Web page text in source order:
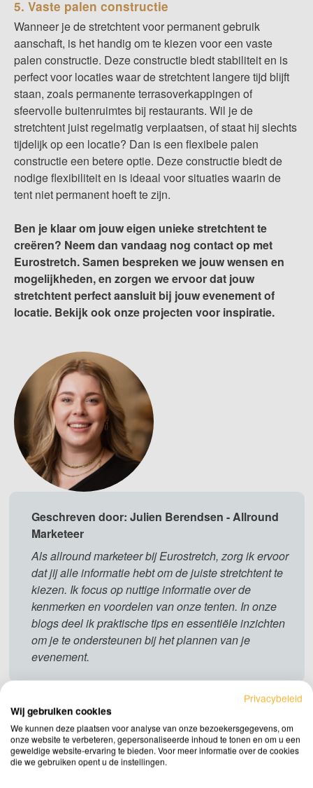
5. Vaste palen constructie
Wanneer je de stretchtent voor permanent gebruik
aanschaft, is het handig om te kiezen voor een vaste
palen constructie. Deze constructie biedt stabiliteit en is
perfect voor locaties waar de stretchtent langere tijd blijft
staan, zoals permanente terrasoverkappingen of
sfeervolle buitenruimtes bij restaurants. Wil je de
stretchtent juist regelmatig verplaatsen, of staat hij slechts
tijdelijk op een locatie? Dan is een flexibele palen
constructie een betere optie. Deze constructie biedt de
nodige flexibiliteit en is ideaal voor situaties waarin de
tent niet permanent hoeft te zijn.
Ben je klaar om jouw eigen unieke stretchtent te
creëren? Neem dan vandaag nog contactop met
Eurostretch. Samen bespreken we jouw wensen en
mogelijkheden, en zorgen we ervoor dat jouw
stretchtent perfect aansluit bij jouw evenement of
locatie. Bekijk ook onze projecten voor inspiratie.
Geschreven door: Julien Berendsen - Allround
Marketeer
Als allround marketeer bij Eurostretch, zorg ik ervoor
dat jij alle informatie hebt om de juiste stretchtent te
kiezen. Ik focus op nuttige informatie over de
kenmerken en voordelen van onze tenten. In onze
blogs deel ik praktische tips en essentiële inzichten
om je te ondersteunen bij het plannen van je
evenement.
Privacybeleid
Wij gebruiken cookies
We kunnen deze plaatsen voor analyse van onze bezoekersgegevens, om
onze website te verbeteren, gepersonaliseerde inhoud te tonen en om u een
geweldige website-ervaring te bieden. Voor meer informatie over de cookies
die we gebruiken opent u de instellingen.